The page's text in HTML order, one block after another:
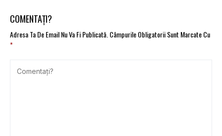
COMENTAȚI?
Adresa Ta De Email Nu Va Fi Publicată. Câmpurile Obligatorii Sunt Marcate Cu
*